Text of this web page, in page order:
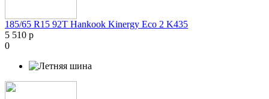
185/65 R15 92T Hankook Kinergy Eco 2 K435
5 510 р
0